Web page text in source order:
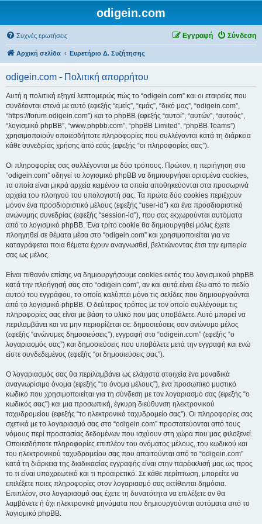
odigein.com
Συχνές ερωτήσεις Σύνδεση
Εγγραφή
Αρχική σελίδα Ευρετήριο Δ. Συζήτησης
odigein.com - Πολιτική απορρήτου
Αυτή η πολιτική εξηγεί λεπτομερώς πώς το “odigein.com” και οι εταιρείες που
συνδέονται στενά με αυτό (εφεξής “εμείς”, “εμάς”, “δικό μας”, “odigein.com”,
“https://forum.odigein.com”) και το phpBB (εφεξής “αυτοί”, “αυτών”, “αυτούς”,
“λογισμικό phpBB”, “www.phpbb.com”, “phpBB Limited”, “phpBB Teams”)
χρησιμοποιούν οποιεσδήποτε πληροφορίες που συλλέγονται κατά τη διάρκεια
κάθε συνεδρίας χρήσης από εσάς (εφεξής “οι πληροφορίες σας”).
Οι πληροφορίες σας συλλέγονται με δύο τρόπους. Πρώτον, η περιήγηση στο
“odigein.com” οδηγεί το λογισμικό phpBB να δημιουργήσει ορισμένα cookies,
τα οποία είναι μικρά αρχεία κειμένου τα οποία αποθηκεύονται στα προσωρινά
αρχεία του πλοηγού του υπολογιστή σας. Τα πρώτα δύο cookies περιέχουν
μόνον ένα προσδιοριστικό μέλους (εφεξής “user-id”) και ένα προσδιοριστικό
ανώνυμης συνεδρίας (εφεξής “session-id”), που σας εκχωρούνται αυτόματα
από το λογισμικό phpBB. Ένα τρίτο cookie θα δημιουργηθεί μόλις έχετε
πλοηγηθεί σε θέματα μέσα στο “odigein.com” και χρησιμοποιείται για να
καταγράφεται ποια θέματα έχουν αναγνωσθεί, βελτιώνοντας έτσι την εμπειρία
σας ως μέλος.
Είναι πιθανόν επίσης να δημιουργήσουμε cookies εκτός του λογισμικού phpBB
κατά την πλοήγησή σας στο “odigein.com”, αν και αυτά είναι έξω από το πεδίο
αυτού του εγγράφου, το οποίο καλύπτει μόνο τις σελίδες που δημιουργούνται
από το λογισμικό phpBB. Ο δεύτερος τρόπος με τον οποίο συλλέγουμε τις
πληροφορίες σας είναι με βάση το υλικό που μας υποβάλετε. Αυτό μπορεί να
περιλαμβάνει και να μην περιορίζεται σε: δημοσιεύσεις σαν ανώνυμο μέλος
(εφεξής “ανώνυμες δημοσιεύσεις”), εγγραφή στο “odigein.com” (εφεξής “ο
λογαριασμός σας”) και δημοσιεύσεις που υποβάλετε μετά την εγγραφή και ενώ
είστε συνδεδεμένος (εφεξής “οι δημοσιεύσεις σας”).
Ο λογαριασμός σας θα περιλαμβάνει ως ελάχιστα στοιχεία ένα μοναδικά
αναγνωρίσιμο όνομα (εφεξής “το όνομα μέλους”), ένα προσωπικό μυστικό
κωδικό που χρησιμοποιείται για τη σύνδεση με τον λογαριασμό σας (εφεξής “ο
κωδικός σας”) και μια προσωπική, έγκυρη διεύθυνση ηλεκτρονικού
ταχυδρομείου (εφεξής “το ηλεκτρονικό ταχυδρομείο σας”). Οι πληροφορίες σας
σχετικά με το λογαριασμό σας στο “odigein.com” προστατεύονται από τους
νόμους περί προστασίας δεδομένων που ισχύουν στη χώρα που μας φιλοξενεί.
Οποιεσδήποτε πληροφορίες επιπλέον του ονόματος μέλους, του κωδικού και
του ηλεκτρονικού ταχυδρομείου σας που απαιτούνται από το “odigein.com”
κατά τη διάρκεια της διαδικασίας εγγραφής είναι στην παρέκκλισή μας ως προς
το τι είναι υποχρεωτικό και τι προαιρετικό. Σε κάθε περίπτωση, μπορείτε να
επιλέξετε ποιες πληροφορίες στον λογαριασμό σας εκτίθενται δημόσια.
Επιπλέον, στο λογαριασμό σας έχετε τη δυνατότητα να επιλέξετε αν θα
λαμβάνετε ή όχι ηλεκτρονικά μηνύματα που δημιουργούνται αυτόματα από το
λογισμικό phpBB.